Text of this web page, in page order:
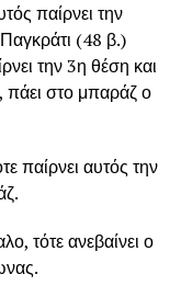
παίρνει την
(48 β.)
την 3η θέση και
πάει στο μπαράζ ο
παίρνει αυτός την
τότε ανεβαίνει ο